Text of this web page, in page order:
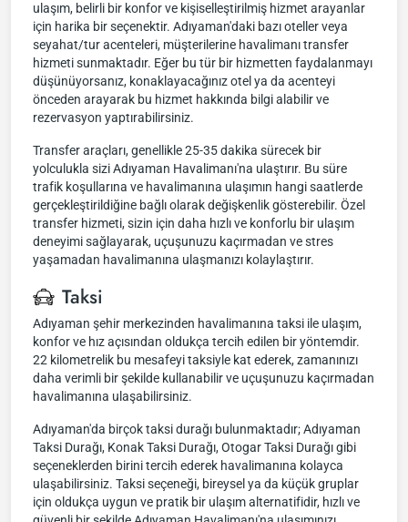
ulaşım, belirli bir konfor ve kişiselleştirilmiş hizmet arayanlar
için harika bir seçenektir. Adıyaman'daki bazı oteller veya
seyahat/tur acenteleri, müşterilerine havalimanı transfer
hizmeti sunmaktadır. Eğer bu tür bir hizmetten faydalanmayı
düşünüyorsanız, konaklayacağınız otel ya da acenteyi
önceden arayarak bu hizmet hakkında bilgi alabilir ve
rezervasyon yaptırabilirsiniz.
Transfer araçları, genellikle 25-35 dakika sürecek bir
yolculukla sizi Adıyaman Havalimanı'na ulaştırır. Bu süre
trafik koşullarına ve havalimanına ulaşımın hangi saatlerde
gerçekleştirildiğine bağlı olarak değişkenlik gösterebilir. Özel
transfer hizmeti, sizin için daha hızlı ve konforlu bir ulaşım
deneyimi sağlayarak, uçuşunuzu kaçırmadan ve stres
yaşamadan havalimanına ulaşmanızı kolaylaştırır.
Taksi
Adıyaman şehir merkezinden havalimanına taksi ile ulaşım,
konfor ve hız açısından oldukça tercih edilen bir yöntemdir.
22 kilometrelik bu mesafeyi taksiyle kat ederek, zamanınızı
daha verimli bir şekilde kullanabilir ve uçuşunuzu kaçırmadan
havalimanına ulaşabilirsiniz.
Adıyaman'da birçok taksi durağı bulunmaktadır; Adıyaman
Taksi Durağı, Konak Taksi Durağı, Otogar Taksi Durağı gibi
seçeneklerden birini tercih ederek havalimanına kolayca
ulaşabilirsiniz. Taksi seçeneği, bireysel ya da küçük gruplar
için oldukça uygun ve pratik bir ulaşım alternatifidir, hızlı ve